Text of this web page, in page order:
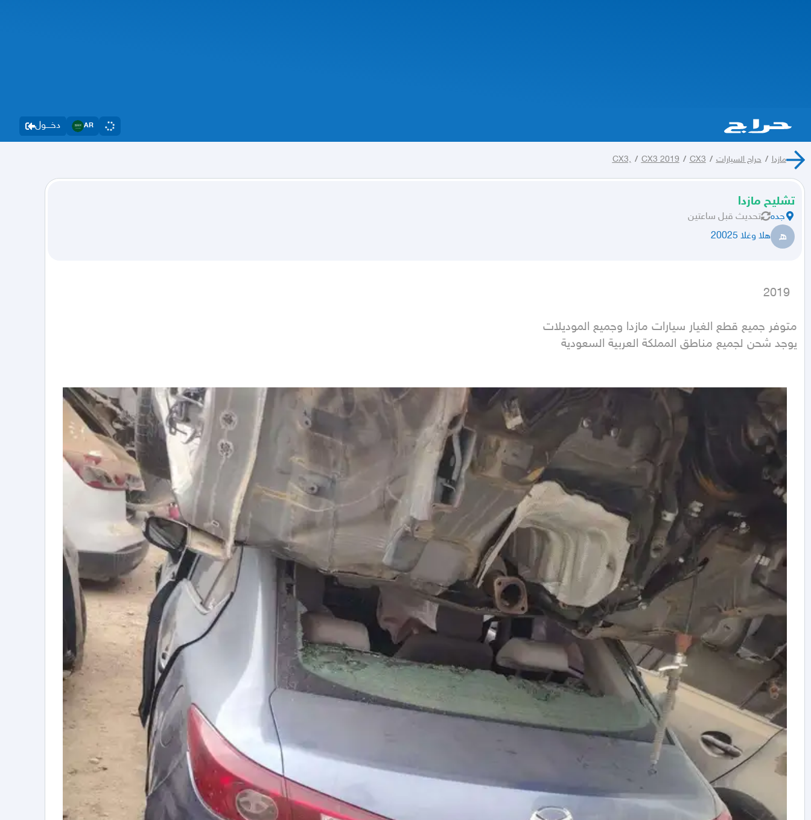
دخــــول AR
مازدا / حراج السيارات /
CX3, / CX3 2019 / CX3
تشليح مازدا
جده تحديث قبل ساعتين
ه هلا وغلا 20025
يوجد شحن لجميع مناطق المملكة العربية السعودية